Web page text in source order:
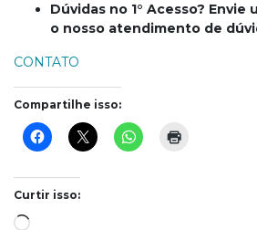
Dúvidas no 1° Acesso? Envie
o nosso atendimento de
CONTATO
Compartilhe isso:
Curtir isso:
Carregando...